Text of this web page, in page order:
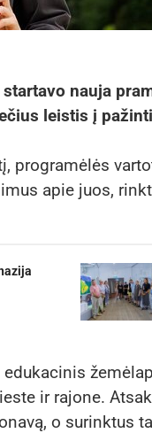
nauja
leistis į
programėlės
apie juos,
ir rajone.
o surinktus